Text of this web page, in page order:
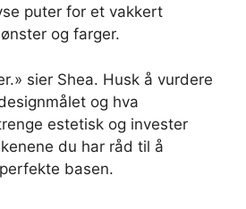
puter for et vakkert
og farger.
sier Shea. Husk å vurdere
og hva
estetisk og invester
du har råd til å
basen.